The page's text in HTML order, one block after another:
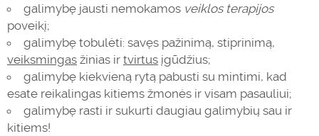
galimybę jausti nemokamos veiklos terapijos
poveikį;
galimybę tobulėti: savęs pažinimą, stiprinimą,
veiksmingas žinias ir tvirtus įgūdžius;
galimybę kiekvieną rytą pabusti su mintimi, kad
esate reikalingas kitiems žmonės ir visam pasauliui;
galimybę rasti ir sukurti daugiau galimybių sau ir
kitiems!